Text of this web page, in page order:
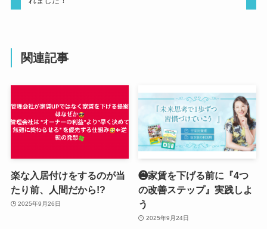
関連記事
楽な入居付けをするのが当
たり前、人間だから!?
2025年9月26日
❷家賃を下げる前に『4つ
の改善ステップ』実践しよ
う
2025年9月24日